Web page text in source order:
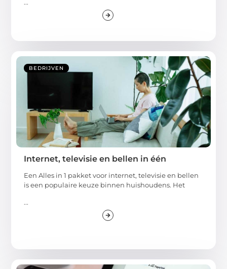
...
BEDRIJVEN
Internet, televisie en bellen in één
Een Alles in 1 pakket voor internet, televisie en bellen
is een populaire keuze binnen huishoudens. Het
...